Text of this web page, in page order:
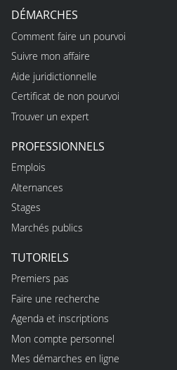
DÉMARCHES
Comment faire un pourvoi
Suivre mon affaire
Aide juridictionnelle
Certificat de non pourvoi
Trouver un expert
PROFESSIONNELS
Emplois
Alternances
Stages
Marchés publics
TUTORIELS
Premiers pas
Faire une recherche
Agenda et inscriptions
Mon compte personnel
Mes démarches en ligne